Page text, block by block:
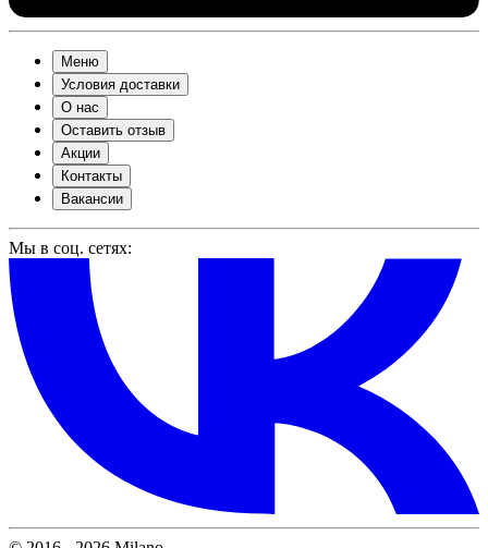
Меню
Условия доставки
О нас
Оставить отзыв
Акции
Контакты
Вакансии
Мы в соц. сетях: